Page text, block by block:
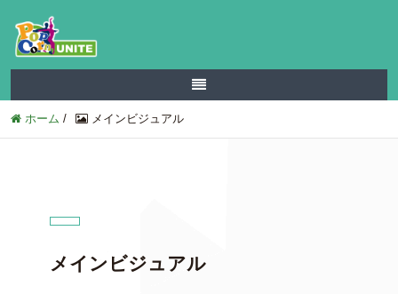
ホーム / メインビジュアル
メインビジュアル